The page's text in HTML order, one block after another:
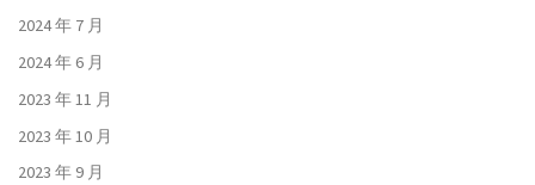
2024 年 7 月
2024 年 6 月
2023 年 11 月
2023 年 10 月
2023 年 9 月